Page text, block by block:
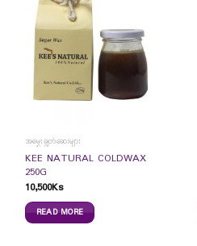
အမွှေးချွတ်ဆေးများ
KEE NATURAL COLDWAX
250G
10,500Ks
READ MORE